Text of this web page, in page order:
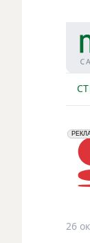
erid:
ПАО
26